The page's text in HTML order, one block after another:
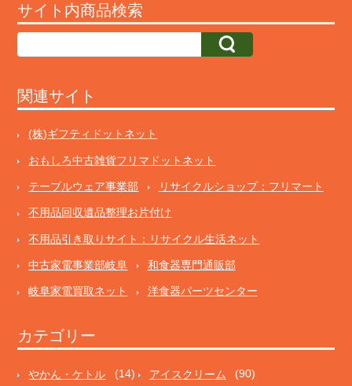
サイト内商品検索
関連サイト
(株)ギフティドットネット
おもしろ中古雑貨フリマドットネット
テーブルウェア事業部 リサイクルショップ：フリマート
不用品回収遺品整理お片付け
不用品引き取りサイト：リサイクル生活ネット
中古家電事業部岐阜 和食器専門通販部
岐阜家電買取ネット 洋食器パーツセンター
カテゴリー
やかん・ケトル (14) アイスクリーム (90)